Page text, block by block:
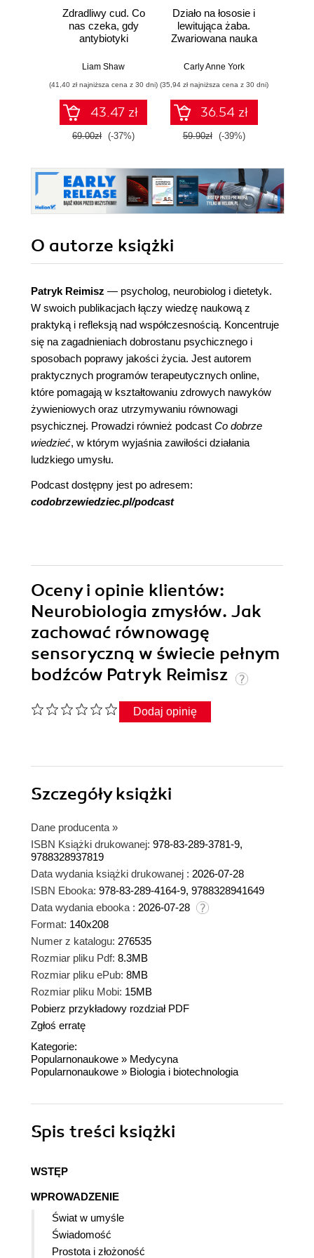
Zdradliwy cud. Co
nas czeka, gdy
antybiotyki
Liam Shaw
(41,40 zł najniższa cena z 30 dni)
43.47 zł
69.00zł (-37%)
Działo na łososie i
lewitująca żaba.
Zwariowana nauka
poważne odkrycia
Carly Anne York
(35,94 zł najniższa cena z 30 dni)
36.54 zł
59.90zł (-39%)
O autorze książki
Patryk Reimisz ― psycholog, neurobiolog i dietetyk.
W swoich publikacjach łączy wiedzę naukową z
praktyką i refleksją nad współczesnością. Koncentruje
się na zagadnieniach dobrostanu psychicznego i
sposobach poprawy jakości życia. Jest autorem
praktycznych programów terapeutycznych online,
które pomagają w kształtowaniu zdrowych nawyków
żywieniowych oraz utrzymywaniu równowagi
psychicznej. Prowadzi również podcast Co dobrze
wiedzieć, w którym wyjaśnia zawiłości działania
ludzkiego umysłu.
Podcast dostępny jest po adresem:
codobrzewiedziec.pl/podcast
Oceny i opinie klientów:
Neurobiologia zmysłów. Jak
zachować równowagę
sensoryczną w świecie pełnym
bodźców Patryk Reimisz
Dodaj opinię
Szczegółyksiążki
Dane producenta »
ISBN Książki drukowanej: 978-83-289-3781-9,
9788328937819
Data wydania książki drukowanej : 2026-07-28
ISBN Ebooka: 978-83-289-4164-9, 9788328941649
Data wydania ebooka : 2026-07-28
Format: 140x208
Numer z katalogu: 276535
Rozmiar pliku Pdf: 8.3MB
Rozmiar pliku ePub: 8MB
Rozmiar pliku Mobi: 15MB
Pobierz przykładowy rozdział PDF
Zgłoś erratę
Kategorie:
Popularnonaukowe » Medycyna
Popularnonaukowe » Biologia i biotechnologia
Spis treści książki
WSTĘP
WPROWADZENIE
Świat w umyśle
Świadomość
Prostota i złożoność